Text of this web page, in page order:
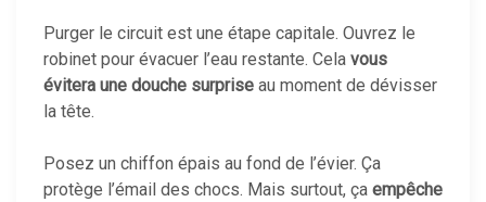
Purger le circuit est une étape capitale. Ouvrez le
robinet pour évacuer l’eau restante. Cela vous
évitera une douche surprise au moment de dévisser
la tête.
Posez un chiffon épais au fond de l’évier. Ça
protège l’émail des chocs. Mais surtout, ça empêche